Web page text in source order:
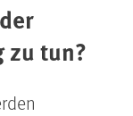
zu tun?